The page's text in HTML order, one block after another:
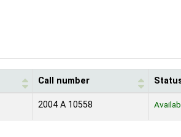
Call number
2004 A 10558